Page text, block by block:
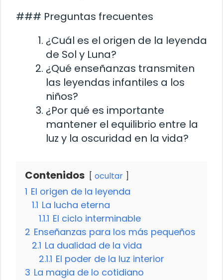
### Preguntas frecuentes
¿Cuál es el origen de la leyenda
de Sol y Luna?
¿Qué enseñanzas transmiten
las leyendas infantiles a los
niños?
¿Por qué es importante
mantener el equilibrio entre la
luz y la oscuridad en la vida?
Contenidos ocultar
1 El origen de la leyenda
1.1 La lucha eterna
1.1.1 El ciclo interminable
2 Enseñanzas para los más pequeños
2.1 La dualidad de la vida
2.1.1 El poder de la luz interior
3 La magia de lo cotidiano